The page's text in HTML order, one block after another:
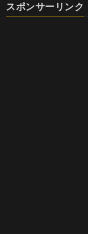
スポンサーリンク